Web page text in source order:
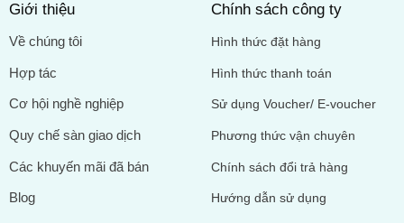
Giới thiệu
Về chúng tôi
Hợp tác
Cơ hội nghề nghiệp
Quy chế sàn giao dịch
Các khuyến mãi đã bán
Blog
Chính sách công ty
Hình thức đặt hàng
Hình thức thanh toán
Sử dụng Voucher/ E-voucher
Phương thức vận chuyên
Chính sách đổi trả hàng
Hướng dẫn sử dụng